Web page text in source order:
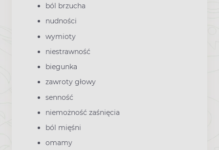
ból brzucha
nudności
wymioty
niestrawność
biegunka
zawroty głowy
senność
niemożność zaśnięcia
ból mięśni
omamy